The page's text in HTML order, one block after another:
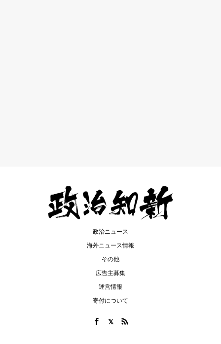
政治ニュース
海外ニュース情報
その他
広告主募集
運営情報
寄付について